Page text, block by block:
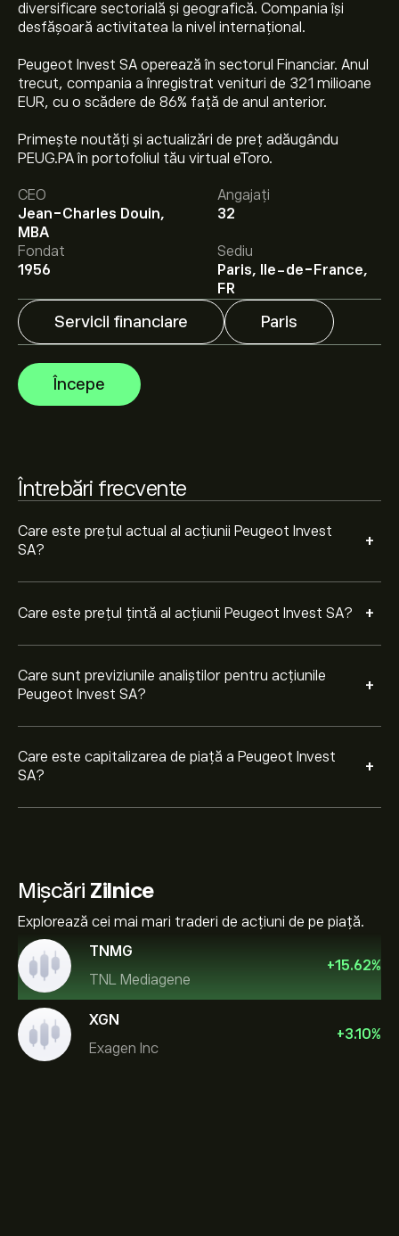
diversificare sectorială și geografică. Compania își
desfășoară activitatea la nivel internațional.
Peugeot Invest SA operează în sectorul Financiar. Anul
trecut, compania a înregistrat venituri de 321 milioane
EUR, cu o scădere de 86% față de anul anterior.
Primește noutăți și actualizări de preț adăugându
PEUG.PA în portofoliul tău virtual eToro.
CEO
Jean-Charles Douin,
MBA
Angajați
32
Fondat
1956
Sediu
Paris, Ile-de-France,
FR
Servicii financiare Paris
Începe
Întrebări frecvente
Care este prețul actual al acțiunii Peugeot Invest
SA?
+
Prețul actual al acțiunilor PEUG.PA este 57.30‎€‎.
Care este prețul țintă al acțiunii Peugeot Invest SA? +
Prețul țintă mediu pentru acțiunile Peugeot Invest SA
este 57.30‎€‎.
Creează-ți un contpe eToro pentru
previziunile analiștilor și ținte de preț.
Care sunt previziunile analiștilor pentru acțiunile
Peugeot Invest SA?
+
Analiștii oferă previziuni pentru acțiunile Peugeot Invest
SA bazate pe tendințele pieței, rapoarte financiare și
creșterea estimată. Verifică cele mai recente previziuni
pentru mișcările viitoare de preț.
Care este capitalizarea de piață a Peugeot Invest
SA?
+
Capitalizarea de piață a Peugeot Invest SA este de
Mișcări Zilnice
Explorează cei mai mari traderi de acțiuni de pe piață.
TNMG
TNL Mediagene
+15.62%
XGN
Exagen Inc
+3.10%